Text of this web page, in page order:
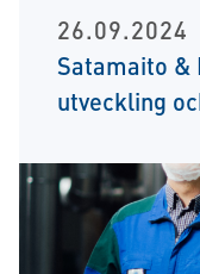
26.09.2024
Satamaito &
utveckling